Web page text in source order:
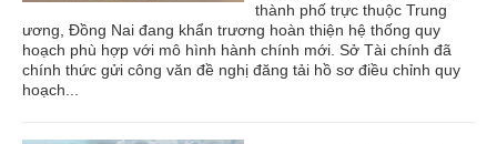
thành phố trực thuộc Trung
ương, Đồng Nai đang khẩn trương hoàn thiện hệ thống quy
hoạch phù hợp với mô hình hành chính mới. Sở Tài chính đã
chính thức gửi công văn đề nghị đăng tải hồ sơ điều chỉnh quy
hoạch...